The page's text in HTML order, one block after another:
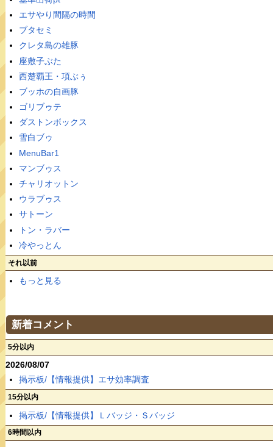
エサやり間隔の時間
ブタセミ
クレタ島の雄豚
座敷子ぶた
西楚覇王・項ぶぅ
ブッホの自画豚
ゴリブゥテ
ダストンボックス
雪白ブゥ
MenuBar1
マンブゥス
チャリオットン
ウラブゥス
サトーン
トン・ラバー
冷やっとん
それ以前
もっと見る
新着コメント
5分以内
2026/08/07
掲示板/【情報提供】エサ効率調査
15分以内
掲示板/【情報提供】Ｌバッジ・Ｓバッジ
6時間以内